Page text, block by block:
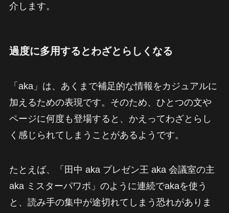
介します。
過度に多用するとわざとらしくなる
「aka」は、あくまで補足的な情報をカジュアルに
加えるための表現です。そのため、ひとつの文や
ページに何度も登場すると、かえってわざとらし
く感じられてしまうことがあるようです。
たとえば、「田中 aka プレゼン王 aka 会議室の主
aka ミスターパワポ」のように連続でakaを使う
と、読み手の集中が途切れてしまう恐れがありま